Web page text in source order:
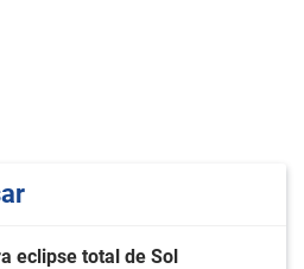
eclipse total de Sol